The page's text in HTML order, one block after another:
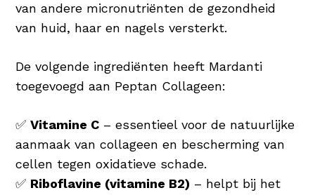
van andere micronutriënten de gezondheid
van huid, haar en nagels versterkt.
De volgende ingrediënten heeft Mardanti
toegevoegd aan Peptan Collageen:
✅Vitamine C – essentieel voor de natuurlijke
aanmaak van collageen en bescherming van
cellen tegen oxidatieve schade.
✅ Riboflavine (vitamine B2) – helpt bij het